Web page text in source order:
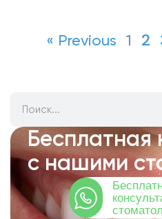
« Previous 1 2
Бесплатная
с нашими